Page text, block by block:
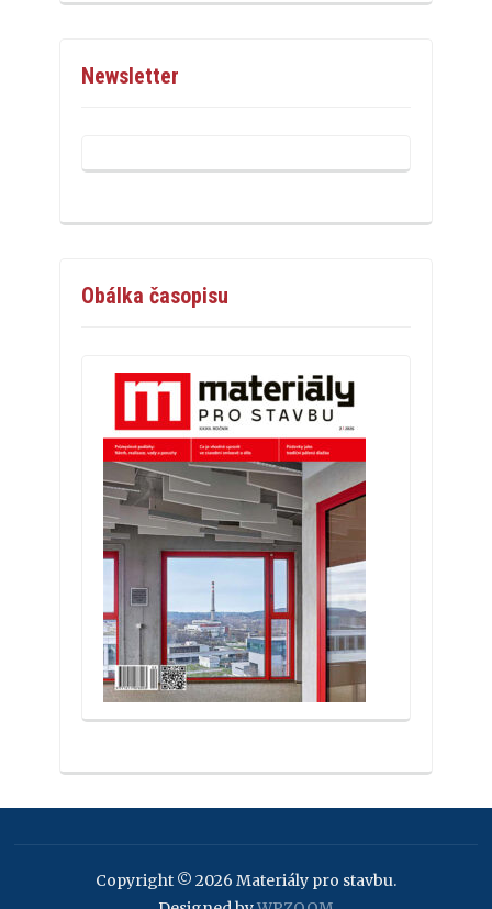
Newsletter
Obálka časopisu
Copyright © 2026 Materiály pro stavbu.